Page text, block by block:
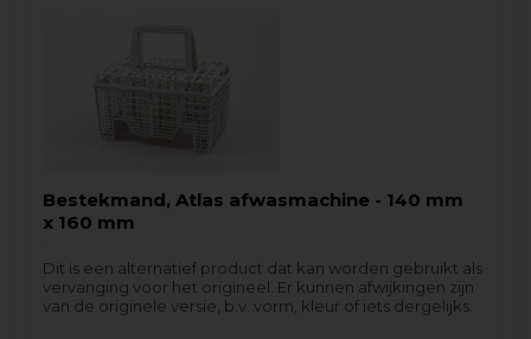
Bestekmand, Atlas afwasmachine - 140 mm
x 160 mm
Dit is een alternatief product dat kan worden gebruikt als
vervanging voor het origineel. Er kunnen afwijkingen zijn
van de originele versie, b.v. vorm, kleur of iets dergelijks.